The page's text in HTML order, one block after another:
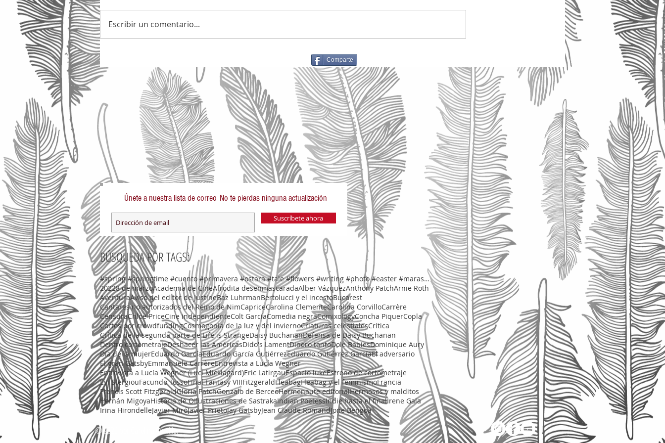
Escribir un comentario...
Comparte
Únete a nuestra lista de correo No te pierdas ninguna actualización
Suscríbete ahora
BÚSQUEDA POR TAGS:
#spring #springtime #cuento #primavera #ostara #tale #flowers #writing #photo #easter #marasaiz
20228 de marzoAcademia de CineAfrodita desenmascaradaAlber VázquezAnthony PatchArnie Roth
AventuraAviso del editor de JustineBaz LuhrmanBertolucci y el incestoBucarest
Cantares no autorizados del Reino de NimCapriceCarolina ClementeCarolina CorvilloCarrère
CensuraChloe PriceCine independienteColt GarcíaComedia negraComixologyConcha PiquerCopla
Cortos por crowdfundingCosmogonía de la luz y del inviernoCriaturas celestialesCrítica
Crítica de la segunda parte de Life is StrangeDaisy BuchananDefensa de Daisy Buchanan
Dentro cortometrajeDeshacer las AméricasDido's LamentDinero tontoDole BabiesDominique Aury
Día de la mujerEduardo GarcíaEduardo García GutiérrezEduardo Gutiérrez GarcíaEl adversario
El gran GatsbyEmmanuele CarrèreEntrevista a Lucía Wegner
Entrevista a Lucía Wegner (Luci Micklagard)Eric LatirgauEspacio lukeEstreno de cortometraje
Evi StergiouFacundo TossoFinal Fantasy VIIIFitzgeraldFleabagFleabag y el feminismoFrancia
Francis Scott FitzgeraldGloria PatchGonzalo de BerceoHermenaute editorialHermosos y malditos
Hernán MigoyaHistoria de OIlustraciones de SastrakaIndian PoetessIndie hasta el finalIrene Gala
Irina HirondelleJavier MiróJavier PrietoJay GatsbyJean Claude RomandJone Bengoa
© 2026 por Carolina Corvillo.